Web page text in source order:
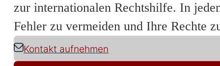
zur internationalen Rechtshilfe. In
Fehler zu vermeiden und Ihre Rechte
Kontakt aufnehmen